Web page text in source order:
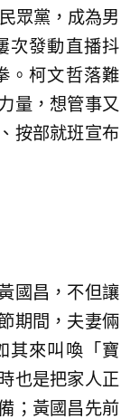
眾黨，成為男
次發動直播抖
。柯文哲落難
量，想管事又
按部就班宣布
國昌，不但讓
期間，夫妻倆
其來叫喚「寶
也是把家人正
；黃國昌先前